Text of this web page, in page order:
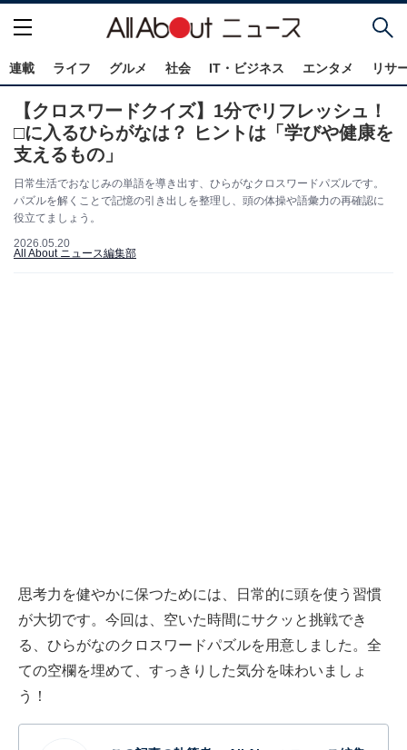
連載 ライフ グルメ 社会 IT・ビジネス エンタメ リサ
【クロスワードクイズ】1分でリフレッシュ！
□に入るひらがなは？ ヒントは「学びや健康を
支えるもの」
日常生活でおなじみの単語を導き出す、ひらがなクロスワードパズルです。
パズルを解くことで記憶の引き出しを整理し、頭の体操や語彙力の再確認に
役立てましょう。
2026.05.20
All About ニュース編集部
思考力を健やかに保つためには、日常的に頭を使う習慣
が大切です。今回は、空いた時間にサクッと挑戦でき
る、ひらがなのクロスワードパズルを用意しました。全
ての空欄を埋めて、すっきりした気分を味わいましょ
う！